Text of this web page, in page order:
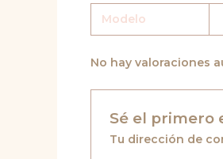
Modelo
No hay valoraciones
Sé el primero
Tu dirección de